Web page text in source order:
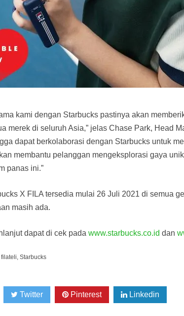
kami dengan Starbucks pastinya akan
merek di seluruh Asia,” jelas Chase Park, Head
dapat berkolaborasi dengan Starbucks untuk
membantu pelanggan mengeksplorasi gaya
panas ini.”
X FILA tersedia mulai 26 Juli 2021 di semua
masih ada.
dapat di cek pada www.starbucks.co.id dan
filateli Starbucks
Twitter Pinterest Linkedin